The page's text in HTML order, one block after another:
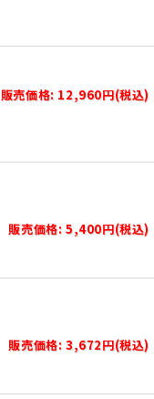
販売価格: 12,960円(税込)
販売価格: 5,400円(税込)
販売価格: 3,672円(税込)